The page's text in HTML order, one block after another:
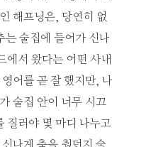
해프닝은, 당연히 없
는 술집에 들어가 신나
에서 왔다는 어떤 사내
어를 곧 잘 했지만, 나
술집 안이 너무 시끄
질러야 몇 마디 나누고
나게 춤을 췄던지 술